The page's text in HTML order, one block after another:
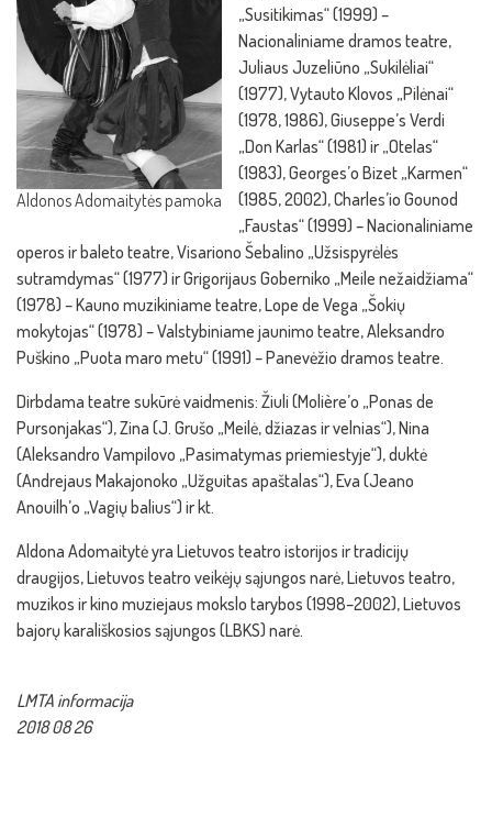
Aldonos Adomaitytės pamoka
„Susitikimas“ (1999) –
Nacionaliniame dramos teatre,
Juliaus Juzeliūno „Sukilėliai“
(1977), Vytauto Klovos „Pilėnai“
(1978, 1986), Giuseppe’s Verdi
„Don Karlas“ (1981) ir „Otelas“
(1983), Georges’o Bizet „Karmen“
(1985, 2002), Charles’io Gounod
„Faustas“ (1999) – Nacionaliniame
operos ir baleto teatre, Visariono Šebalino „Užsispyrėlės
sutramdymas“ (1977) ir Grigorijaus Goberniko „Meile nežaidžiama“
(1978) – Kauno muzikiniame teatre, Lope de Vega „Šokių
mokytojas“ (1978) – Valstybiniame jaunimo teatre, Aleksandro
Puškino „Puota maro metu“ (1991) – Panevėžio dramos teatre.
Dirbdama teatre sukūrė vaidmenis: Žiuli (Molière’o „Ponas de
Pursonjakas“), Zina (J. Grušo „Meilė, džiazas ir velnias“), Nina
(Aleksandro Vampilovo „Pasimatymas priemiestyje“), duktė
(Andrejaus Makajonoko „Užguitas apaštalas“), Eva (Jeano
Anouilh’o „Vagių balius“) ir kt.
Aldona Adomaitytė yra Lietuvos teatro istorijos ir tradicijų
draugijos, Lietuvos teatro veikėjų sąjungos narė, Lietuvos teatro,
muzikos ir kino muziejaus mokslo tarybos (1998–2002), Lietuvos
bajorų karališkosios sąjungos (LBKS) narė.
LMTA informacija
2018 08 26